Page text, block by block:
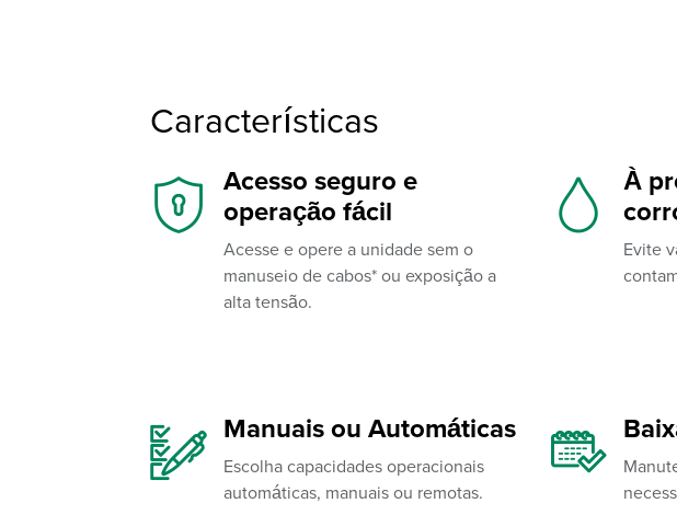
Características
Acesso seguro e
operação fácil
Acesse e opere a unidade sem o
manuseio de cabos* ou exposição a
alta tensão.
À
Evite
Manuais ou Automáticas
Escolha capacidades operacionais
automáticas, manuais ou remotas.